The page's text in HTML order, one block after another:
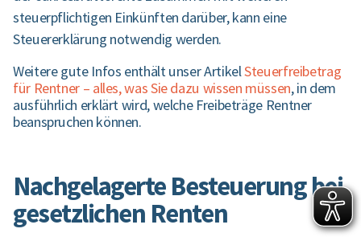
steuerpflichtigen Einkünften darüber, kann eine
Steuererklärung notwendig werden.
Weitere gute Infos enthält unser ArtikelSteuerfreibetrag
für Rentner – alles, was Sie dazu wissen müssen, in dem
ausführlich erklärt wird, welche Freibeträge Rentner
beanspruchen können.
Nachgelagerte Besteuerung bei
gesetzlichen Renten